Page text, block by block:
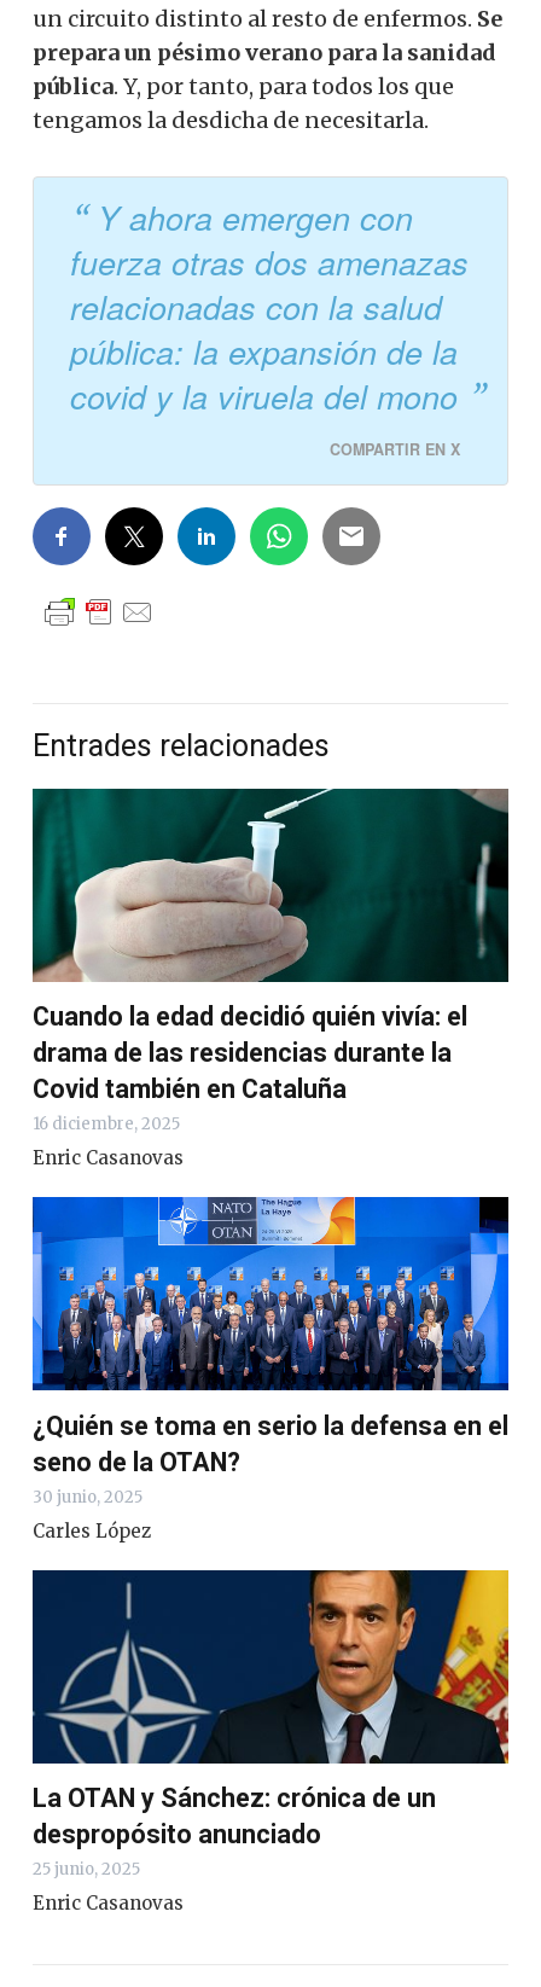
un circuito distinto al resto de enfermos. Se
prepara un pésimo verano para la sanidad
pública. Y, por tanto, para todos los que
tengamos la desdicha de necesitarla.
Y ahora emergen con
fuerza otras dos amenazas
relacionadas con la salud
pública: la expansión de la
covid y la viruela del mono
COMPARTIR EN X
Entrades relacionades
Cuando la edad decidió quién vivía: el
drama de las residencias durante la
Covid también en Cataluña
16 diciembre, 2025
Enric Casanovas
¿Quién se toma en serio la defensa en el
seno de la OTAN?
30 junio, 2025
Carles López
La OTAN y Sánchez: crónica de un
despropósito anunciado
25 junio, 2025
Enric Casanovas